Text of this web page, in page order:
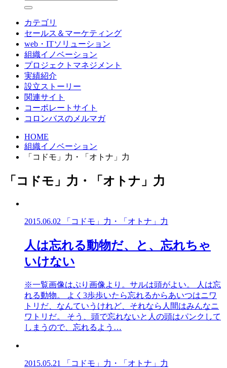
カテゴリ
セールス＆マーケティング
web・ITソリューション
組織イノベーション
プロジェクトマネジメント
実績紹介
設立ストーリー
関連サイト
コーポレートサイト
コロンバスのメルマガ
HOME
組織イノベーション
「コドモ」力・「オトナ」力
「コドモ」力・「オトナ」力
2015.06.02 「コドモ」力・「オトナ」力
人は忘れる動物だ、と、忘れちゃ
いけない
※一覧画像はぷり画像より。サルは頭がよい。 人は忘
れる動物。 よく3歩歩いたら忘れるからあいつはニワ
トリだ、なんていうけれど、それなら人間はみんなニ
ワトリだ。 そう、頭で忘れないと人の頭はパンクして
しまうので、忘れるよう…
2015.05.21 「コドモ」力・「オトナ」力